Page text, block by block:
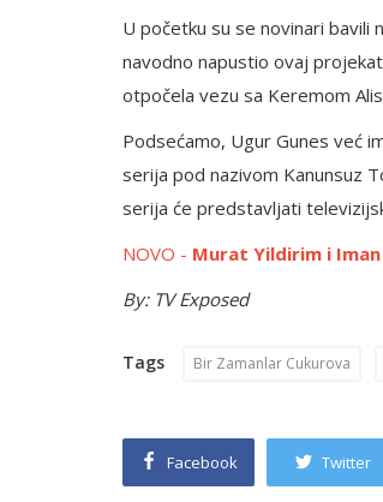
U početku su se novinari
navodno napustio ovaj
otpočela vezu sa Keremom
Podsećamo, Ugur Gunes već
serija pod nazivom Kanunsuz
serija će predstavljati
NOVO - Murat Yildirim i
By: TV Exposed
Tags Bir Zamanlar Cukurova
Facebook Twitter